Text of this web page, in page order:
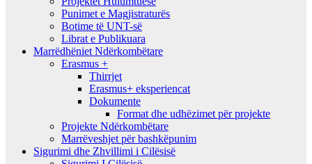
Punimet e Magjistraturës
Botime të UNT-së
Librat e Publikuara
Marrëdhëniet Ndërkombëtare
Erasmus +
Thirrjet
Erasmus+ eksperiencat
Dokumente
Format dhe udhëzimet për projekte
Projekte Ndërkombëtare
Marrëveshjet për bashkëpunim
Sigurimi dhe Zhvillimi i Cilësisë